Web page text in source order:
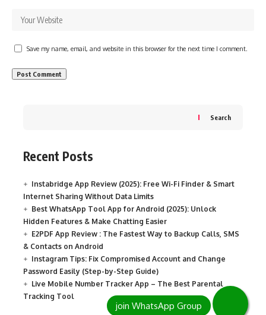
Save my name, email, and website in this browser for the next time I comment.
Search
Recent Posts
Instabridge App Review (2025): Free Wi-Fi Finder & Smart
Internet Sharing Without Data Limits
Best WhatsApp Tool App for Android (2025): Unlock
Hidden Features & Make Chatting Easier
E2PDF App Review : The Fastest Way to Backup Calls, SMS
& Contacts on Android
Instagram Tips: Fix Compromised Account and Change
Password Easily (Step-by-Step Guide)
Live Mobile Number Tracker App – The Best Parental
Tracking Tool